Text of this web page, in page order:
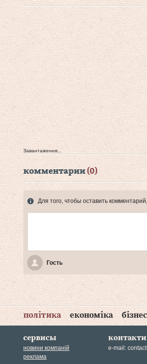
Завантаження...
комментарии (0)
Для того, чтобы оставить
Гость
політика економіка бізнес
сервисы
новини компаній
реклама
контакти
e-mail: